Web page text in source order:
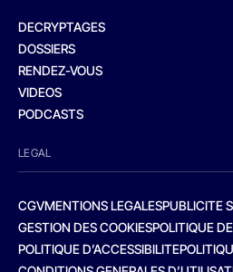
DECRYPTAGES
DOSSIERS
RENDEZ-VOUS
VIDEOS
PODCASTS
LEGAL
CGVMENTIONS LEGALESPUBLICITE
GESTION DES COOKIESPOLITIQUE
POLITIQUE D’ACCESSIBILITE